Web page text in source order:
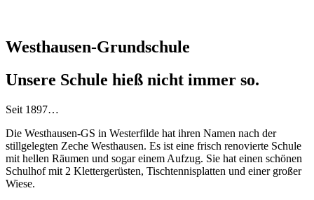
Westhausen-Grundschule
Unsere Schule hieß nicht immer so.
Seit 1897…
Die Westhausen-GS in Westerfilde hat ihren Namen nach der
stillgelegten Zeche Westhausen. Es ist eine frisch renovierte Schule
mit hellen Räumen und sogar einem Aufzug. Sie hat einen schönen
Schulhof mit 2 Klettergerüsten, Tischtennisplatten und einer großer
Wiese.